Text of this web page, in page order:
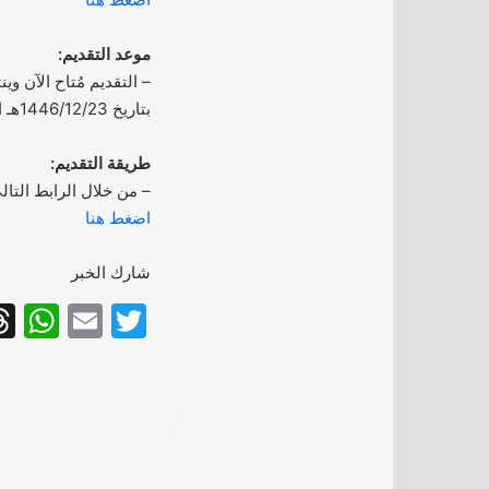
موعد التقديم:
– التقديم مُتاح الآن
بتاريخ 1446/12/23هـ الموافق 2025/06/19م.
طريقة التقديم:
– من خلال الرابط
اضغط هنا
شارك الخبر
T
E
W